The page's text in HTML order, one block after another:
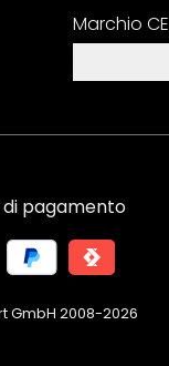
Marchio CE
pagamento
GmbH 2008-2026